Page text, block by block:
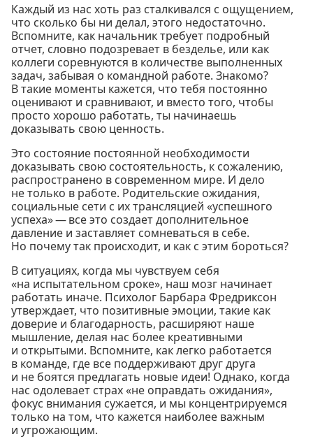
Каждый из нас хоть раз сталкивался с ощущением,
что сколько бы ни делал, этого недостаточно.
Вспомните, как начальник требует подробный
отчет, словно подозревает в безделье, или как
коллеги соревнуются в количестве выполненных
задач, забывая о командной работе. Знакомо?
В такие моменты кажется, что тебя постоянно
оценивают и сравнивают, и вместо того, чтобы
просто хорошо работать, ты начинаешь
доказывать свою ценность.
Это состояние постоянной необходимости
доказывать свою состоятельность, к сожалению,
распространено в современном мире. И дело
не только в работе. Родительские ожидания,
социальные сети с их трансляцией «успешного
успеха» — все это создает дополнительное
давление и заставляет сомневаться в себе.
Но почему так происходит, и как с этим бороться?
В ситуациях, когда мы чувствуем себя
«на испытательном сроке», наш мозг начинает
работать иначе. Психолог Барбара Фредриксон
утверждает, что позитивные эмоции, такие как
доверие и благодарность, расширяют наше
мышление, делая нас более креативными
и открытыми. Вспомните, как легко работается
в команде, где все поддерживают друг друга
и не боятся предлагать новые идеи! Однако, когда
нас одолевает страх «не оправдать ожидания»,
фокус внимания сужается, и мы концентрируемся
только на том, что кажется наиболее важным
и угрожающим.